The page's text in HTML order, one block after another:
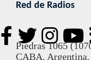
Red de Radios
Piedras 1065
CABA, Argentina.